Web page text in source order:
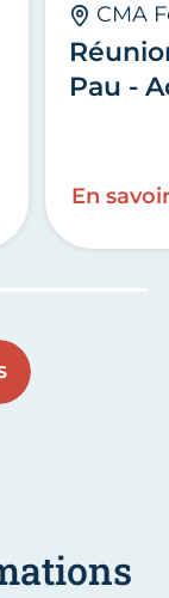
Pau -
CMA
En